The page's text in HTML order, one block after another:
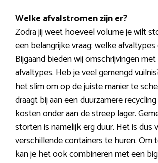
Welke afvalstromen zijn er?
Zodra jij weet hoeveel volume je wilt
een belangrijke vraag: welke
Bijgaand bieden wij omschrijvingen
afvaltypes. Heb je veel gemengd
het slim om op de juiste manier te
draagt bij aan een duurzamere
kosten onder aan de streep lager.
storten is namelijk erg duur. Het is dus
verschillende containers te huren. Om
kan je het ook combineren met een